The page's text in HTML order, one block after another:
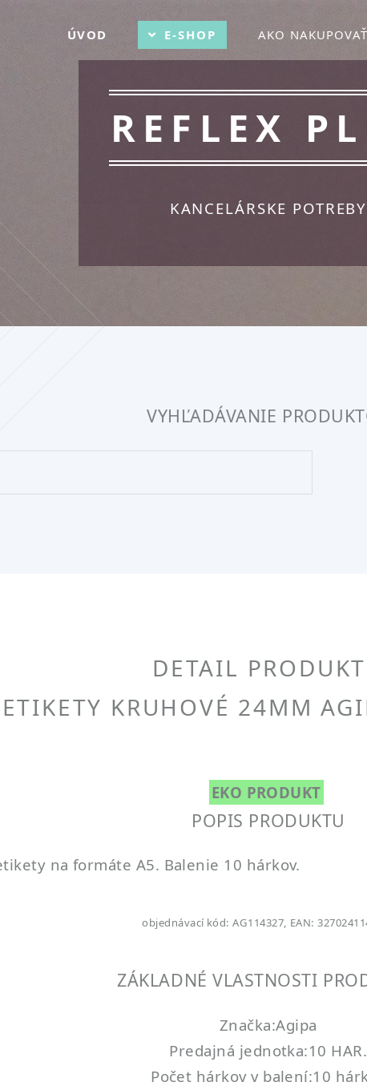
ÚVOD E-SHOP AKO NAKUPOVAŤ
REFLEX
KANCELÁRSKE POTREBY
VYHĽADÁVANIE
DETAIL
ETIKETY KRUHOVÉ 24MM
EKO PRODUKT
POPIS PRODUKTU
na formáte A5. Balenie 10 hárkov.
objednávací kód: AG114327, EAN:
ZÁKLADNÉ VLASTNOSTI
Značka:Agipa
Predajná jednotka:10 HAR.
Počet hárkov v balení:10